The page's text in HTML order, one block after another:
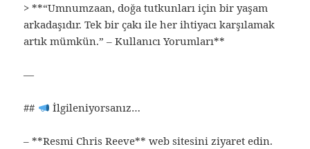
> **“Umnumzaan, doğa tutkunları için bir yaşam
arkadaşıdır. Tek bir çakı ile her ihtiyacı karşılamak
artık mümkün.” – Kullanıcı Yorumları**
—
## İlgileniyorsanız…
– **Resmi Chris Reeve** web sitesini ziyaret edin.